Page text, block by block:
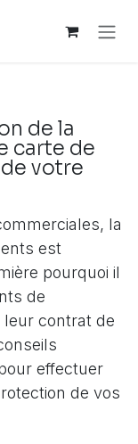
de la
carte de
votre
la
est
pourquoi il
de
contrat de
effectuer
de vos